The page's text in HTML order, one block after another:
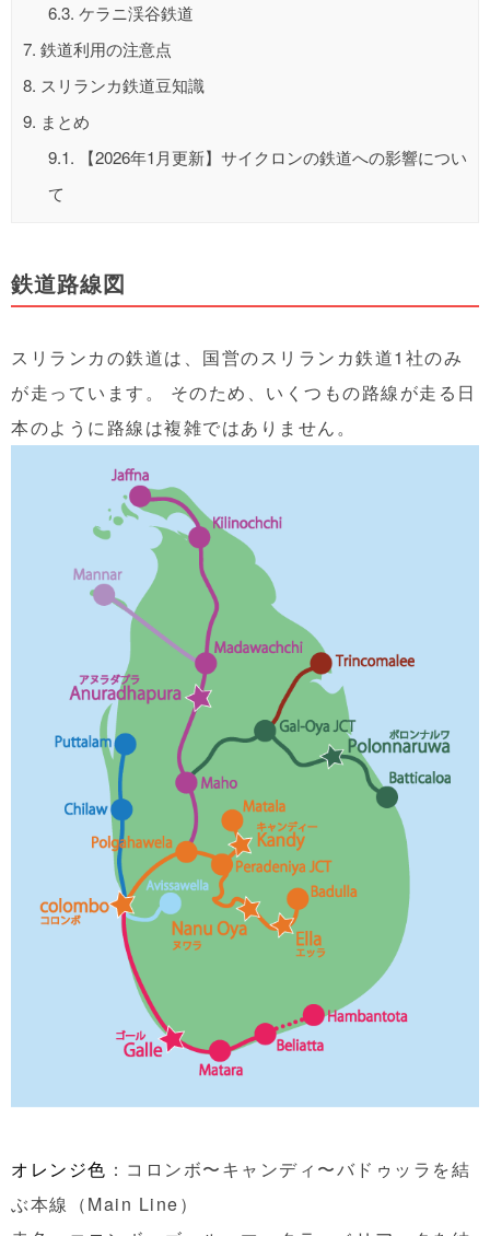
6.3. ケラニ渓谷鉄道
7. 鉄道利用の注意点
8. スリランカ鉄道豆知識
9. まとめ
9.1. 【2026年1月更新】サイクロンの鉄道への影響につい
て
鉄道路線図
スリランカの鉄道は、国営のスリランカ鉄道1社のみ
が走っています。 そのため、いくつもの路線が走る日
本のように路線は複雑ではありません。
オレンジ色 ：コロンボ〜キャンディ〜バドゥッラを結
ぶ本線（Main Line）